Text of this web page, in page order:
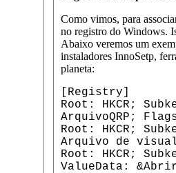
Como vimos, para
no registro do Windows.
Abaixo veremos um
instaladores InnoSetp,
planeta:
[Registry]
Root: HKCR;
ArquivoQRP;
Root: HKCR;
Arquivo de
Root: HKCR;
ValueData: